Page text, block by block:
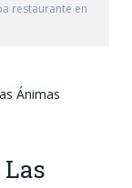
restaurante en